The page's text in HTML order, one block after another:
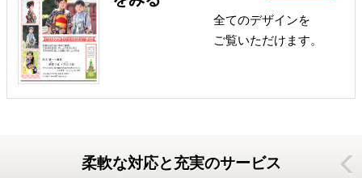
全てのデザインを
ご覧いただけます。
柔軟な対応と充実のサービス